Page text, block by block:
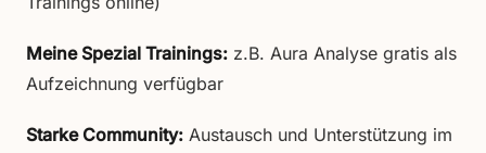
Meine Spezial Trainings: z.B. Aura Analyse gratis als
Aufzeichnung verfügbar
Starke Community: Austausch und Unterstützung im